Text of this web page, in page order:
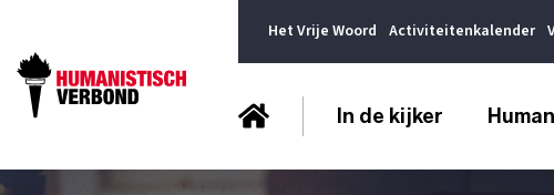
Het Vrije Woord Activiteitenkalender
In de kijker